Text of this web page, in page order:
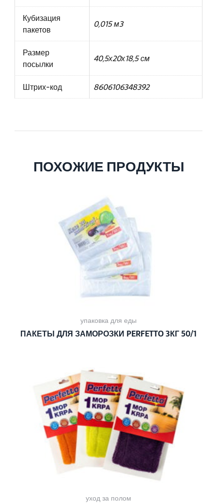
Кубизация
пакетов
0,015 м3
Размер
посылки
40,5х20х18,5 см
Штрих-код 8606106348392
ПОХОЖИЕ ПРОДУКТЫ
упаковка для еды
ПАКЕТЫ ДЛЯ ЗАМОРОЗКИ PERFETTO 3КГ 50/1
уход за полом